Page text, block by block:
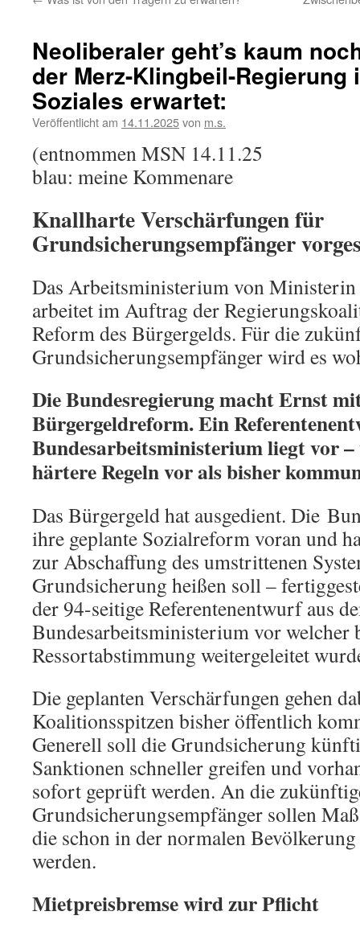
Neoliberaler geht’s kaum
der Merz-Klingbeil-Regierung
Soziales erwartet:
Veröffentlicht am 14.11.2025von m.s.
(entnommen MSN 14.11.25
blau: meine Kommenare
Knallharte Verschärfungen für
Grundsicherungsempfänger
Das Arbeitsministerium von Ministerin
arbeitet im Auftrag der
Reform des Bürgergelds. Für die
Grundsicherungsempfänger wird es
Die Bundesregierung macht Ernst
Bürgergeldreform. Ein
Bundesarbeitsministerium liegt vor
härtere Regeln vor als bisher
Das Bürgergeld hat ausgedient. Die
ihre geplante Sozialreform voran und
zur Abschaffung des umstrittenen
Grundsicherung heißen soll –
der 94-seitige Referentenentwurf aus
Bundesarbeitsministerium vor welcher
Ressortabstimmung weitergeleitet
Die geplanten Verschärfungen gehen
Koalitionsspitzen bisher öffentlich
Generell soll die Grundsicherung
Sanktionen schneller greifen und
sofort geprüft werden. An die
Grundsicherungsempfänger sollen
die schon in der normalen
werden.
Mietpreisbremse wird zur Pflicht